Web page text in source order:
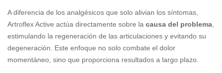
A diferencia de los analgésicos que solo alivian los síntomas,
Artroflex Active actúa directamente sobre la causa del problema
estimulando la regeneración de las articulaciones y evitando su
degeneración. Este enfoque no solo combate el dolor
momentáneo, sino que proporciona resultados a largo plazo.